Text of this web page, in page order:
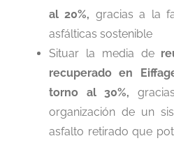
al 20%, gracias a la
asfálticas sostenible
Situar la media de
recuperado en
torno al 30%,
organización de un
asfalto retirado que